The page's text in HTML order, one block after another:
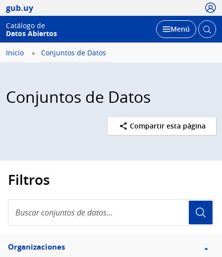
gub.uy
Catálogo de
Datos Abiertos
Desplegar
Menú Abrir
Inicio Conjuntos de Datos
Conjuntos de Datos
Compartir esta página
Filtros
conjuntos
de
Filtro
Organizaciones